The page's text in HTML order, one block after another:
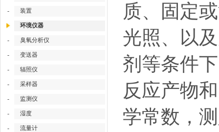
- 装置
环境仪器
- 臭氧分析仪
- 变送器
- 辐照仪
- 采样器
- 监测仪
- 湿度
- 流量计
质、固定
光照、以
剂等条件
反应产物
学常数，